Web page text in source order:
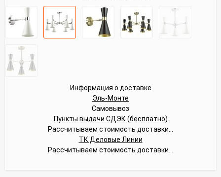
Информация о доставке
Эль-Монте
Самовывоз
Пункты выдачи СДЭК (бесплатно)
Рассчитываем стоимость доставки...
ТК Деловые Линии
Рассчитываем стоимость доставки...